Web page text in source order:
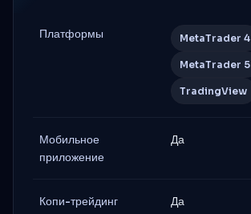
Платформы MetaTrader 4
MetaTrader 5
TradingView
Мобильное
приложение
Да
Копи-трейдинг Да